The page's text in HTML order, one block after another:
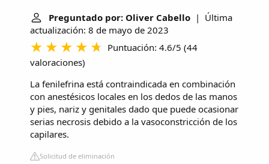
Preguntado por: Oliver Cabello | Última
actualización: 8 de mayo de 2023
Puntuación: 4.6/5 (44
valoraciones)
La fenilefrina está contraindicada en combinación
con anestésicos locales en los dedos de las manos
y pies, nariz y genitales dado que puede ocasionar
serias necrosis debido a la vasoconstricción de los
capilares.
Solicitud de eliminación